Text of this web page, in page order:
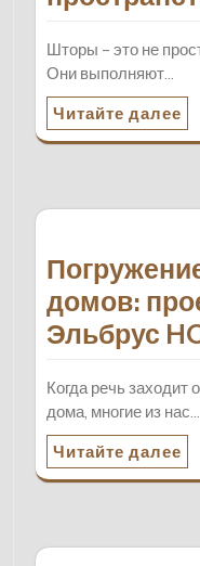
Шторы – это не
Они выполняют…
Читайте далее
домов:
Эльбрус
Когда речь заходит
дома, многие из нас…
Читайте далее